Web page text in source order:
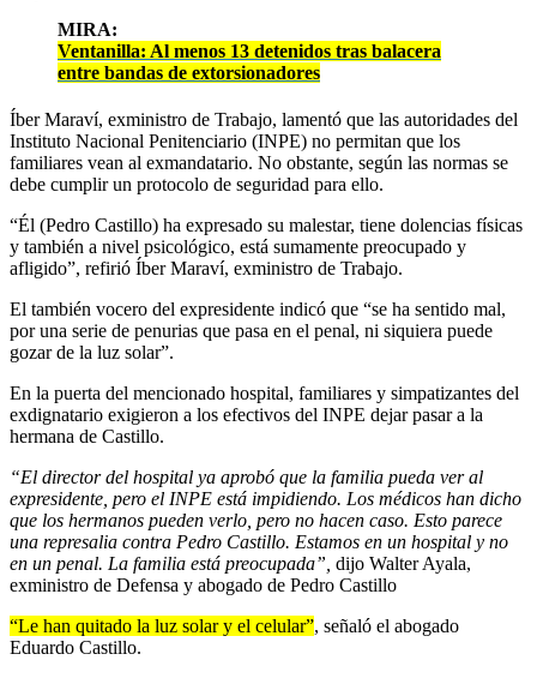
MIRA:
Ventanilla: Al menos 13 detenidos tras balacera
entre bandas de extorsionadores
Íber Maraví, exministro de Trabajo, lamentó que las autoridades del
Instituto Nacional Penitenciario (INPE) no permitan que los
familiares vean al exmandatario. No obstante, según las normas se
debe cumplir un protocolo de seguridad para ello.
“Él (Pedro Castillo) ha expresado su malestar, tiene dolencias físicas
y también a nivel psicológico, está sumamente preocupado y
afligido”, refirió Íber Maraví, exministro de Trabajo.
El también vocero del expresidente indicó que “se ha sentido mal,
por una serie de penurias que pasa en el penal, ni siquiera puede
gozar de la luz solar”.
En la puerta del mencionado hospital, familiares y simpatizantes del
exdignatario exigieron a los efectivos del INPE dejar pasar a la
hermana de Castillo.
“El director del hospital ya aprobó que la familia pueda ver al
expresidente, pero el INPE está impidiendo. Los médicos han dicho
que los hermanos pueden verlo, pero no hacen caso. Esto parece
una represalia contra Pedro Castillo. Estamos en un hospital y no
en un penal. La familia está preocupada”, dijo Walter Ayala,
exministro de Defensa y abogado de Pedro Castillo
“Le han quitado la luz solar y el celular”, señaló el abogado
Eduardo Castillo.